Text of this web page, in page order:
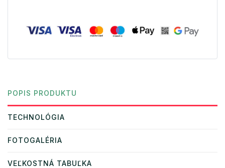
POPIS PRODUKTU
TECHNOLÓGIA
FOTOGALÉRIA
VEĽKOSTNÁ TABUĽKA